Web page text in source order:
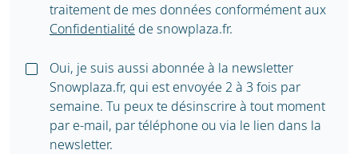
traitement de mes données conformément aux
Confidentialité de snowplaza.fr.
Oui, je suis aussi abonnée à la newsletter
Snowplaza.fr, qui est envoyée 2 à 3 fois par
semaine. Tu peux te désinscrire à tout moment
par e-mail, par téléphone ou via le lien dans la
newsletter.